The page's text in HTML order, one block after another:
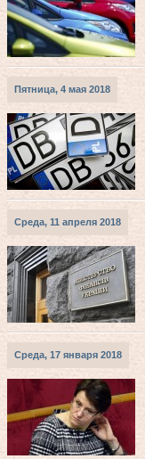
Пятница, 4 мая 2018
Среда, 11 апреля 2018
Среда, 17 января 2018